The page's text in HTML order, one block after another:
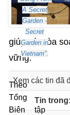
A Secret
Garden -
Secret
Garden in
Vietnam”.
Theo
Tổng
Biên tập
giúp các tòa
vững.
Xem các tin đã
Tin trong: